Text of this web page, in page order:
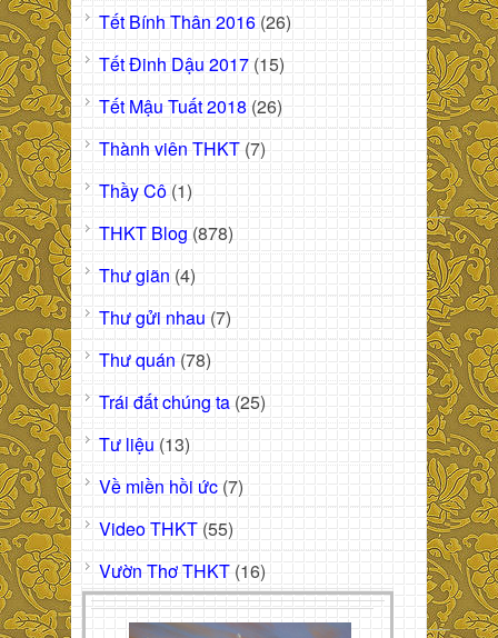
Tết Bính Thân 2016 (26)
Tết Đinh Dậu 2017 (15)
Tết Mậu Tuất 2018 (26)
Thành viên THKT (7)
Thầy Cô (1)
THKT Blog (878)
Thư giãn (4)
Thư gửi nhau (7)
Thư quán (78)
Trái đất chúng ta (25)
Tư liệu (13)
Về miền hồi ức (7)
Video THKT (55)
Vườn Thơ THKT (16)